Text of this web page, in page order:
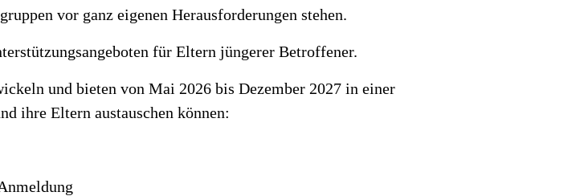
vor ganz eigenen Herausforderungen stehen.
für Eltern jüngerer Betroffener.
und bieten von Mai 2026 bis Dezember 2027 in einer
ihre Eltern austauschen können: